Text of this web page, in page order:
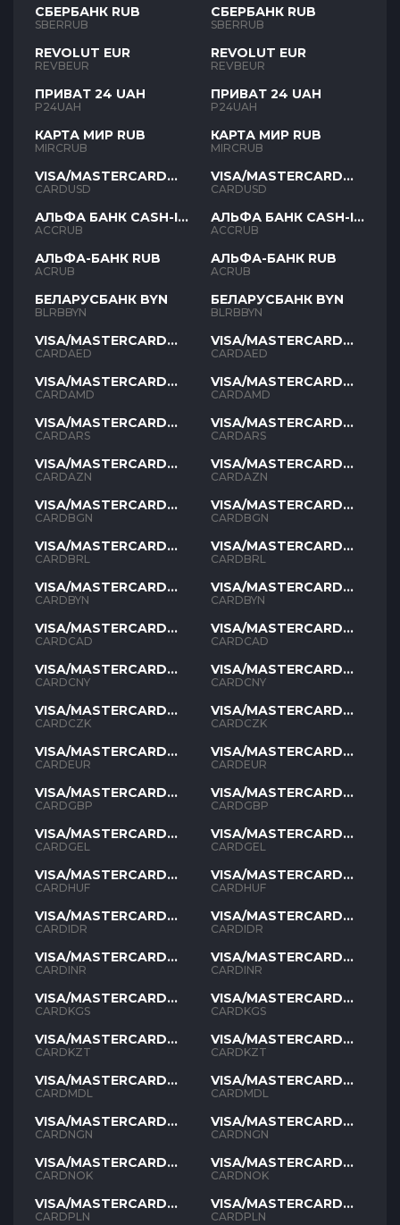
СБЕРБАНК RUB
SBERRUB
REVOLUT EUR
REVBEUR
ПРИВАТ 24 UAH
P24UAH
КАРТА МИР RUB
MIRCRUB
VISA/MASTERCARD
USD
CARDUSD
АЛЬФА БАНК CASH-IN
RUB
ACCRUB
АЛЬФА-БАНК RUB
ACRUB
БЕЛАРУСБАНК BYN
BLRBBYN
VISA/MASTERCARD
AED
CARDAED
VISA/MASTERCARD
AMD
CARDAMD
VISA/MASTERCARD
ARS
CARDARS
VISA/MASTERCARD
AZN
CARDAZN
VISA/MASTERCARD
BGN
CARDBGN
VISA/MASTERCARD
BRL
CARDBRL
VISA/MASTERCARD
BYN
CARDBYN
VISA/MASTERCARD
CAD
CARDCAD
VISA/MASTERCARD
CNY
CARDCNY
VISA/MASTERCARD
CZK
CARDCZK
VISA/MASTERCARD
EUR
CARDEUR
VISA/MASTERCARD
GBP
CARDGBP
VISA/MASTERCARD
GEL
CARDGEL
VISA/MASTERCARD
HUF
CARDHUF
VISA/MASTERCARD
IDR
CARDIDR
VISA/MASTERCARD
INR
CARDINR
VISA/MASTERCARD
KGS
CARDKGS
VISA/MASTERCARD
KZT
CARDKZT
VISA/MASTERCARD
MDL
CARDMDL
VISA/MASTERCARD
NGN
CARDNGN
VISA/MASTERCARD
NOK
CARDNOK
VISA/MASTERCARD
PLN
CARDPLN
СБЕРБАНК RUB
SBERRUB
REVOLUT EUR
REVBEUR
ПРИВАТ 24 UAH
P24UAH
КАРТА МИР RUB
MIRCRUB
VISA/MASTERCARD
USD
CARDUSD
АЛЬФА БАНК CASH-IN
RUB
ACCRUB
АЛЬФА-БАНК RUB
ACRUB
БЕЛАРУСБАНК BYN
BLRBBYN
VISA/MASTERCARD
AED
CARDAED
VISA/MASTERCARD
AMD
CARDAMD
VISA/MASTERCARD
ARS
CARDARS
VISA/MASTERCARD
AZN
CARDAZN
VISA/MASTERCARD
BGN
CARDBGN
VISA/MASTERCARD
BRL
CARDBRL
VISA/MASTERCARD
BYN
CARDBYN
VISA/MASTERCARD
CAD
CARDCAD
VISA/MASTERCARD
CNY
CARDCNY
VISA/MASTERCARD
CZK
CARDCZK
VISA/MASTERCARD
EUR
CARDEUR
VISA/MASTERCARD
GBP
CARDGBP
VISA/MASTERCARD
GEL
CARDGEL
VISA/MASTERCARD
HUF
CARDHUF
VISA/MASTERCARD
IDR
CARDIDR
VISA/MASTERCARD
INR
CARDINR
VISA/MASTERCARD
KGS
CARDKGS
VISA/MASTERCARD
KZT
CARDKZT
VISA/MASTERCARD
MDL
CARDMDL
VISA/MASTERCARD
NGN
CARDNGN
VISA/MASTERCARD
NOK
CARDNOK
VISA/MASTERCARD
PLN
CARDPLN